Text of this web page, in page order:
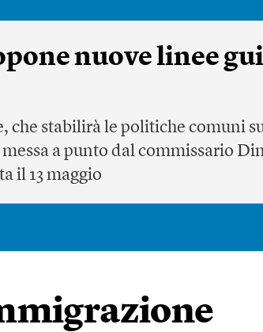
nuove linee
che stabilirà le politiche comuni
messa a punto dal commissario
il 13 maggio